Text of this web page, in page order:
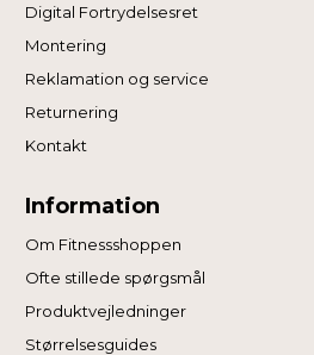
Digital Fortrydelsesret
Montering
Reklamation og service
Returnering
Kontakt
Information
Om Fitnessshoppen
Ofte stillede spørgsmål
Produktvejledninger
Størrelsesguides